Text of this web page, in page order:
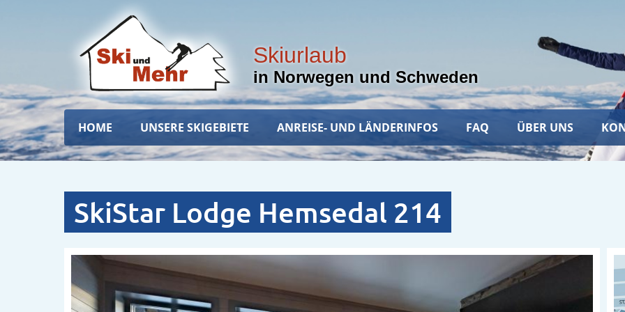
Skiurlaub
in Norwegen und Schweden
Hauptnavigation
HOME UNSERE SKIGEBIETE ANREISE- UND LÄNDERINFOS FAQ ÜBER UNS
SkiStar Lodge Hemsedal 214